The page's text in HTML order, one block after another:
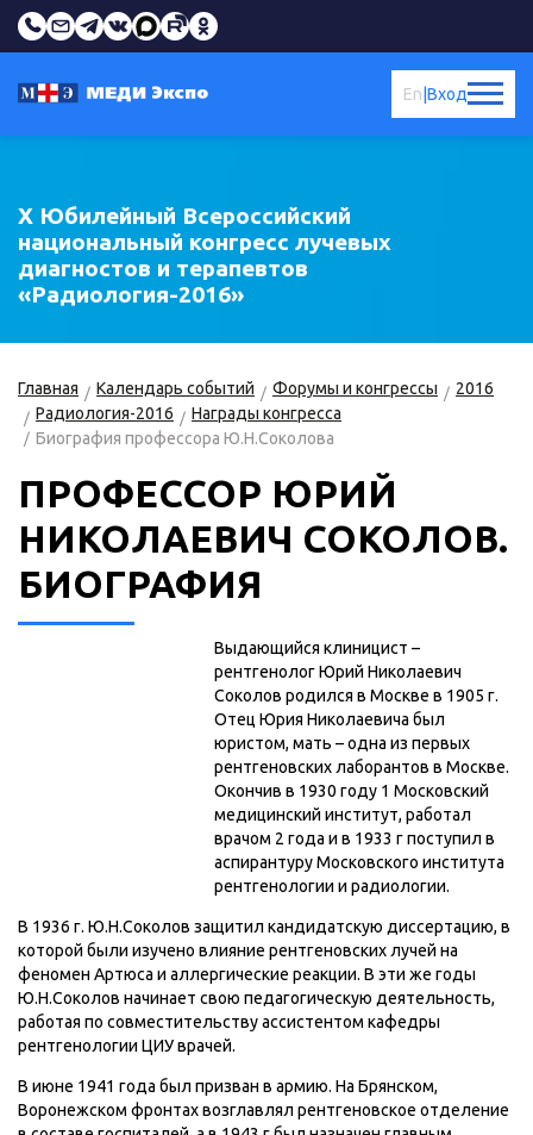
Вход
En
X Юбилейный Всероссийский
национальный конгресс лучевых
диагностов и терапевтов
«Радиология-2016»
Главная Календарь событий Форумы и конгрессы
2016
Радиология-2016
Награды конгресса
Биография профессора Ю.Н.Соколова
ПРОФЕССОР ЮРИЙ
НИКОЛАЕВИЧ СОКОЛОВ.
БИОГРАФИЯ
Выдающийся клиницист –
рентгенолог Юрий Николаевич
Соколов родился в Москве в 1905 г.
Отец Юрия Николаевича был
юристом, мать – одна из первых
рентгеновских лаборантов в Москве.
Окончив в 1930 году 1 Московский
медицинский институт, работал
врачом 2 года и в 1933 г поступил в
аспирантуру Московского института
рентгенологии и радиологии.
В 1936 г. Ю.Н.Соколов защитил кандидатскую диссертацию, в
которой были изучено влияние рентгеновских лучей на
феномен Артюса и аллергические реакции. В эти же годы
Ю.Н.Соколов начинает свою педагогическую деятельность,
работая по совместительству ассистентом кафедры
рентгенологии ЦИУ врачей.
В июне 1941 года был призван в армию. На Брянском,
Воронежском фронтах возглавлял рентгеновское отделение